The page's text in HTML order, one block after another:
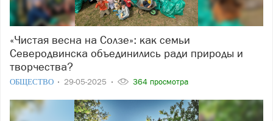
«Чистая весна на Солзе»: как семьи
Северодвинска объединились ради природы и
творчества?
ОБЩЕСТВО 29-05-2025 364 просмотра